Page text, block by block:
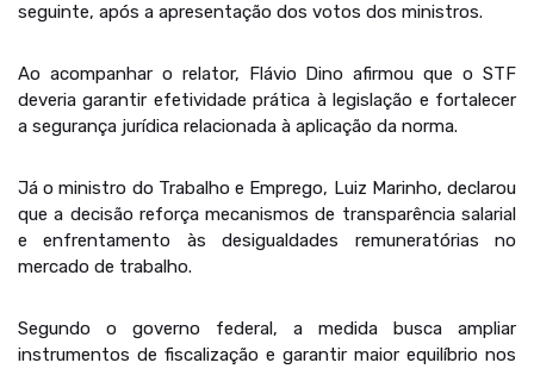
seguinte, após a apresentação dos votos dos ministros.
Ao acompanhar o relator, Flávio Dino afirmou que o STF
deveria garantir efetividade prática à legislação e fortalecer
a segurança jurídica relacionada à aplicação da norma.
Já o ministro do Trabalho e Emprego, Luiz Marinho, declarou
que a decisão reforça mecanismos de transparência salarial
e enfrentamento às desigualdades remuneratórias no
mercado de trabalho.
Segundo o governo federal, a medida busca ampliar
instrumentos de fiscalização e garantir maior equilíbrio nos